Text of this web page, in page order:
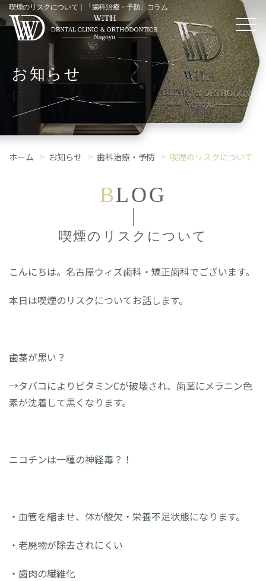
喫煙のリスクについて｜「歯科治療・予防」コラム
お知らせ
ホーム お知らせ 歯科治療・予防 喫煙のリスクについて
BLOG
喫煙のリスクについて
こんにちは。名古屋ウィズ歯科・矯正歯科でございます。
本日は喫煙のリスクについてお話します。
歯茎が黒い？
→タバコによりビタミンCが破壊され、歯茎にメラニン色
素が沈着して黒くなります。
ニコチンは一種の神経毒？！
・血管を縮ませ、体が酸欠・栄養不足状態になります。
・老廃物が除去されにくい
・歯肉の繊維化